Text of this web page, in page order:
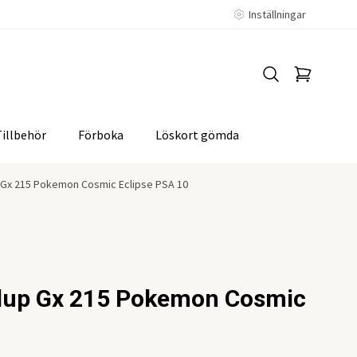
Inställningar
Förboka Löskort gömda
215 Pokemon Cosmic Eclipse PSA 10
Gx 215 Pokemon Cosmic